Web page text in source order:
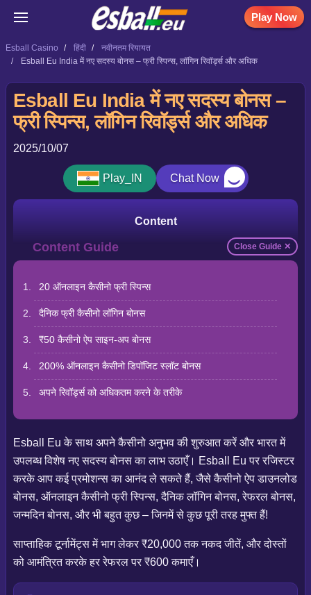
Play Now
Esball Casino हिंदी
नवीनतम रियायत
Esball Eu India में नए सदस्य बोनस – फ्री स्पिन्स, लॉगिन रिवॉर्ड्स और अधिक
Esball Eu India में नए सदस्य बोनस –
फ्री स्पिन्स, लॉगिन रिवॉर्ड्स और अधिक
2025/10/07
Play_IN Chat Now
Content
Close Guide ✕
20 ऑनलाइन कैसीनो फ्री स्पिन्स
दैनिक फ्री कैसीनो लॉगिन बोनस
₹50 कैसीनो ऐप साइन-अप बोनस
200% ऑनलाइन कैसीनो डिपॉजिट स्लॉट बोनस
अपने रिवॉर्ड्स को अधिकतम करने के तरीके
Esball Eu के साथ अपने कैसीनो अनुभव की शुरुआत करें और भारत में
उपलब्ध विशेष नए सदस्य बोनस का लाभ उठाएँ। Esball Eu पर रजिस्टर
करके आप कई प्रमोशन्स का आनंद ले सकते हैं, जैसे कैसीनो ऐप डाउनलोड
बोनस, ऑनलाइन कैसीनो फ्री स्पिन्स, दैनिक लॉगिन बोनस, रेफरल बोनस,
जन्मदिन बोनस, और भी बहुत कुछ – जिनमें से कुछ पूरी तरह मुफ्त हैं!
साप्ताहिक टूर्नामेंट्स में भाग लेकर ₹20,000 तक नकद जीतें, और दोस्तों
को आमंत्रित करके हर रेफरल पर ₹600 कमाएँ।